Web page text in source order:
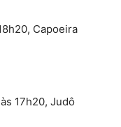
Capoeira
17h20, Judô